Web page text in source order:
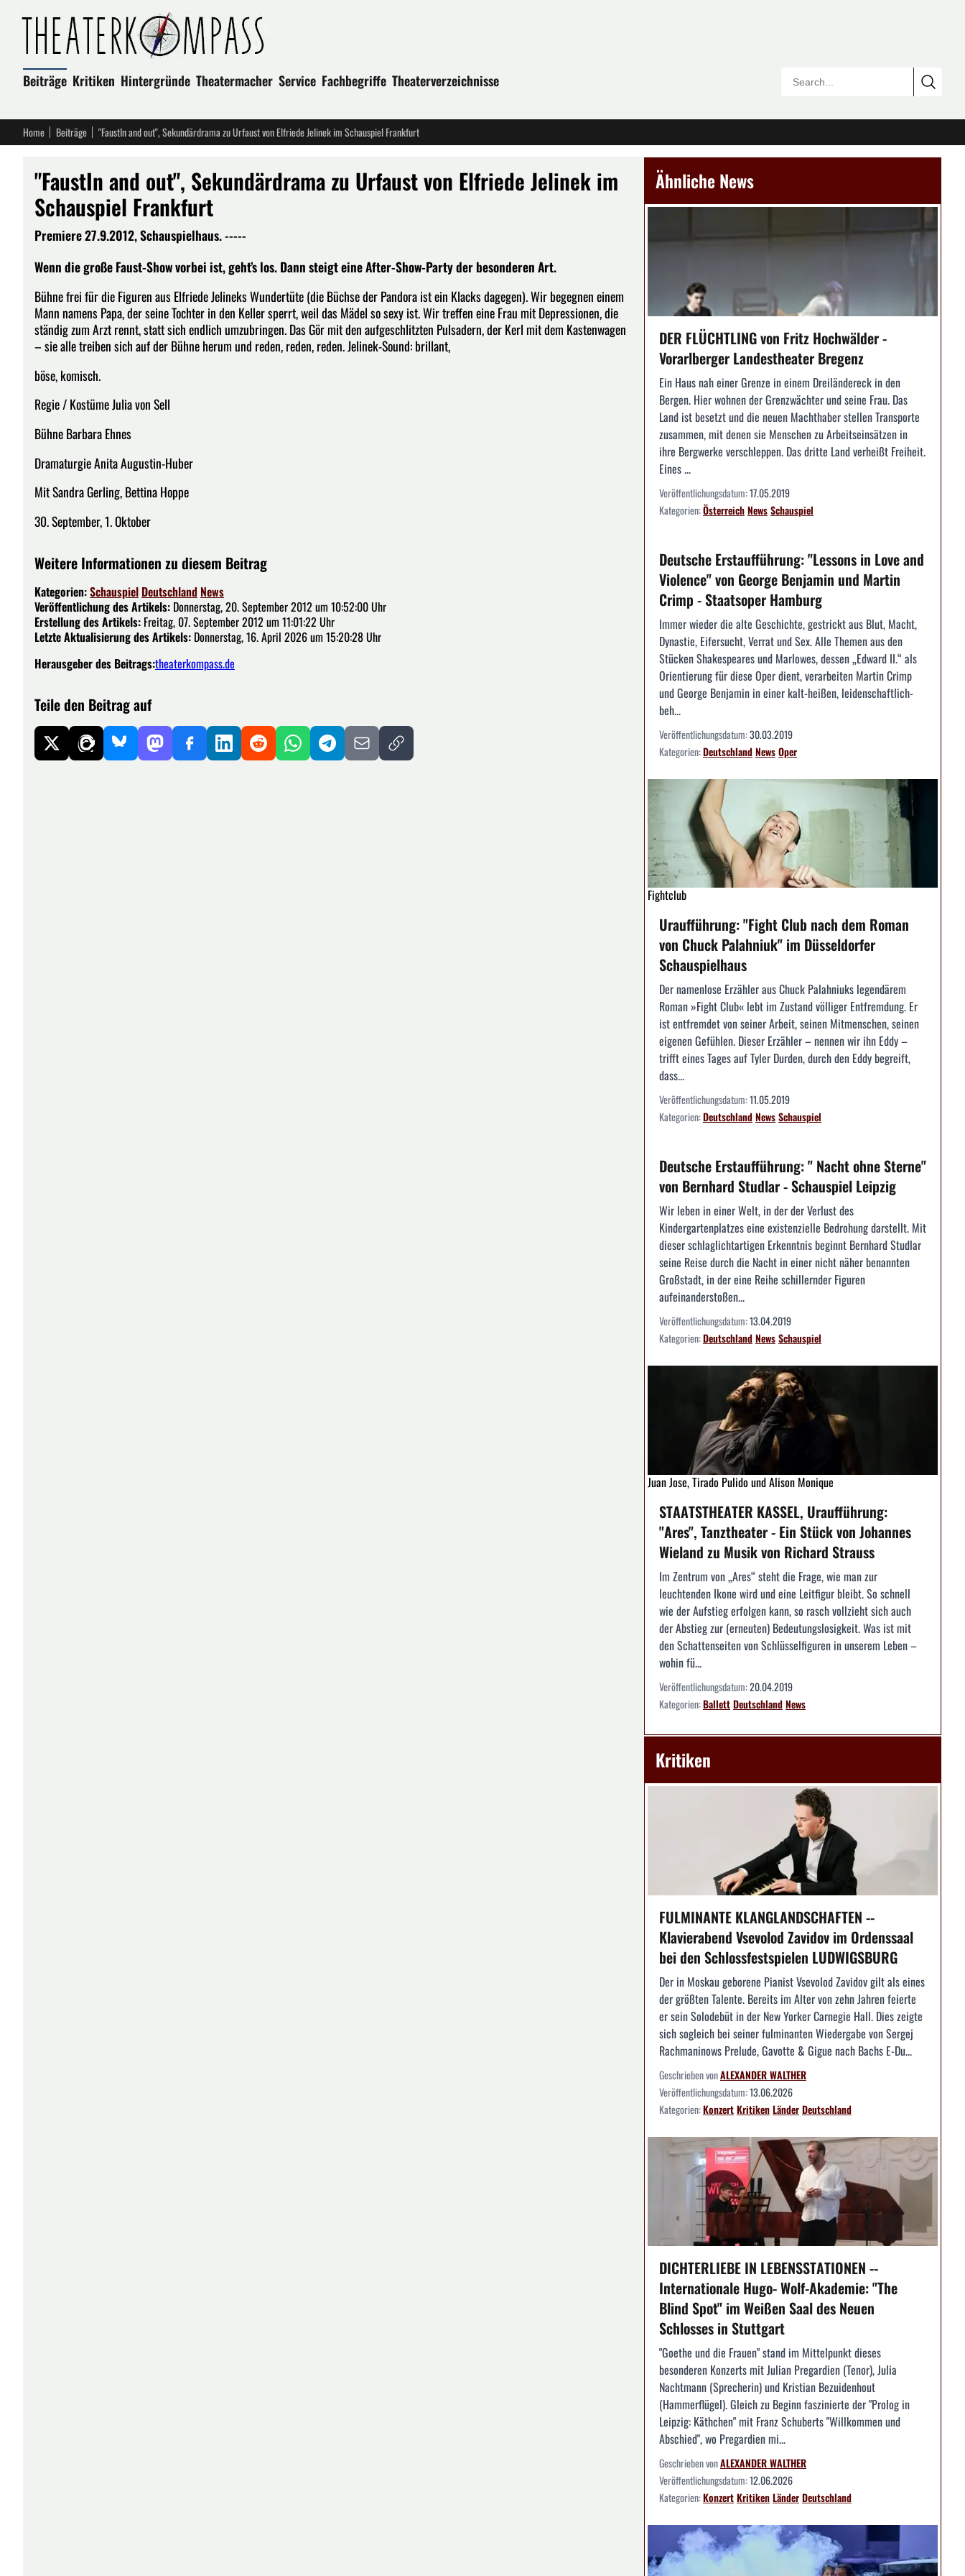
Beiträge Kritiken Hintergründe Theatermacher Service Fachbegriffe Theaterverzeichnisse
Home Beiträge "FaustIn and out", Sekundärdrama zu Urfaust von Elfriede Jelinek im Schauspiel Frankfurt
"FaustIn and out", Sekundärdrama zu Urfaust von Elfriede Jelinek im
Schauspiel Frankfurt
Premiere 27.9.2012, Schauspielhaus. -----
Wenn die große Faust-Show vorbei ist, geht’s los. Dann steigt eine After-Show-Party der besonderen Art.
Bühne frei für die Figuren aus Elfriede Jelineks Wundertüte (die Büchse der Pandora ist ein Klacks dagegen). Wir begegnen einem
Mann namens Papa, der seine Tochter in den Keller sperrt, weil das Mädel so sexy ist. Wir treffen eine Frau mit Depressionen, die
ständig zum Arzt rennt, statt sich endlich umzubringen. Das Gör mit den aufgeschlitzten Pulsadern, der Kerl mit dem Kastenwagen
– sie alle treiben sich auf der Bühne herum und reden, reden, reden. Jelinek-Sound: brillant,
böse, komisch.
Regie / Kostüme Julia von Sell
Bühne Barbara Ehnes
Dramaturgie Anita Augustin-Huber
Mit Sandra Gerling, Bettina Hoppe
30. September, 1. Oktober
Weitere Informationen zu diesem Beitrag
Kategorien:Schauspiel Deutschland News
Veröffentlichung des Artikels: Donnerstag, 20. September 2012 um 10:52:00 Uhr
Erstellung des Artikels: Freitag, 07. September 2012 um 11:01:22 Uhr
Letzte Aktualisierung des Artikels: Donnerstag, 16. April 2026 um 15:20:28 Uhr
Herausgeber des Beitrags:theaterkompass.de
Teile den Beitrag auf
Ähnliche News
DER FLÜCHTLING von Fritz Hochwälder -
Vorarlberger Landestheater Bregenz
Ein Haus nah einer Grenze in einem Dreiländereck in den
Bergen. Hier wohnen der Grenzwächter und seine Frau. Das
Land ist besetzt und die neuen Machthaber stellen Transporte
zusammen, mit denen sie Menschen zu Arbeitseinsätzen in
ihre Bergwerke verschleppen. Das dritte Land verheißt Freiheit.
Eines ...
Veröffentlichungsdatum:17.05.2019
Kategorien:ÖsterreichNewsSchauspiel
Deutsche Erstaufführung: "Lessons in Love and
Violence" von George Benjamin und Martin
Crimp - Staatsoper Hamburg
Immer wieder die alte Geschichte, gestrickt aus Blut, Macht,
Dynastie, Eifersucht, Verrat und Sex. Alle Themen aus den
Stücken Shakespeares und Marlowes, dessen „Edward II.“ als
Orientierung für diese Oper dient, verarbeiten Martin Crimp
und George Benjamin in einer kalt-heißen, leidenschaftlich-
beh...
Veröffentlichungsdatum:30.03.2019
Kategorien:DeutschlandNewsOper
Fightclub
Uraufführung: "Fight Club nach dem Roman
von Chuck Palahniuk" im Düsseldorfer
Schauspielhaus
Der namenlose Erzähler aus Chuck Palahniuks legendärem
Roman »Fight Club« lebt im Zustand völliger Entfremdung. Er
ist entfremdet von seiner Arbeit, seinen Mitmenschen, seinen
eigenen Gefühlen. Dieser Erzähler – nennen wir ihn Eddy –
trifft eines Tages auf Tyler Durden, durch den Eddy begreift,
dass...
Veröffentlichungsdatum:11.05.2019
Kategorien:DeutschlandNewsSchauspiel
Deutsche Erstaufführung: " Nacht ohne Sterne"
von Bernhard Studlar - Schauspiel Leipzig
Wir leben in einer Welt, in der der Verlust des
Kindergartenplatzes eine existenzielle Bedrohung darstellt. Mit
dieser schlaglichtartigen Erkenntnis beginnt Bernhard Studlar
seine Reise durch die Nacht in einer nicht näher benannten
Großstadt, in der eine Reihe schillernder Figuren
aufeinanderstoßen...
Veröffentlichungsdatum:13.04.2019
Kategorien:DeutschlandNewsSchauspiel
Juan Jose, Tirado Pulido und Alison Monique
STAATSTHEATER KASSEL, Uraufführung:
"Ares", Tanztheater - Ein Stück von Johannes
Wieland zu Musik von Richard Strauss
Im Zentrum von „Ares“ steht die Frage, wie man zur
leuchtenden Ikone wird und eine Leitfigur bleibt. So schnell
wie der Aufstieg erfolgen kann, so rasch vollzieht sich auch
der Abstieg zur (erneuten) Bedeutungslosigkeit. Was ist mit
den Schattenseiten von Schlüsselfiguren in unserem Leben –
wohin fü...
Veröffentlichungsdatum:20.04.2019
Kategorien:BallettDeutschlandNews
Kritiken
FULMINANTE KLANGLANDSCHAFTEN --
Klavierabend Vsevolod Zavidov im Ordenssaal
bei den Schlossfestspielen LUDWIGSBURG
Der in Moskau geborene Pianist Vsevolod Zavidov gilt als eines
der größten Talente. Bereits im Alter von zehn Jahren feierte
er sein Solodebüt in der New Yorker Carnegie Hall. Dies zeigte
sich sogleich bei seiner fulminanten Wiedergabe von Sergej
Rachmaninows Prelude, Gavotte & Gigue nach Bachs E-Du...
Geschrieben vonALEXANDER WALTHER
Veröffentlichungsdatum:13.06.2026
Kategorien:KonzertKritikenLänderDeutschland
DICHTERLIEBE IN LEBENSSTATIONEN --
Internationale Hugo- Wolf-Akademie: "The
Blind Spot" im Weißen Saal des Neuen
Schlosses in Stuttgart
"Goethe und die Frauen" stand im Mittelpunkt dieses
besonderen Konzerts mit Julian Pregardien (Tenor), Julia
Nachtmann (Sprecherin) und Kristian Bezuidenhout
(Hammerflügel). Gleich zu Beginn faszinierte der "Prolog in
Leipzig: Käthchen" mit Franz Schuberts "Willkommen und
Abschied", wo Pregardien mi...
Geschrieben vonALEXANDER WALTHER
Veröffentlichungsdatum:12.06.2026
Kategorien:KonzertKritikenLänderDeutschland